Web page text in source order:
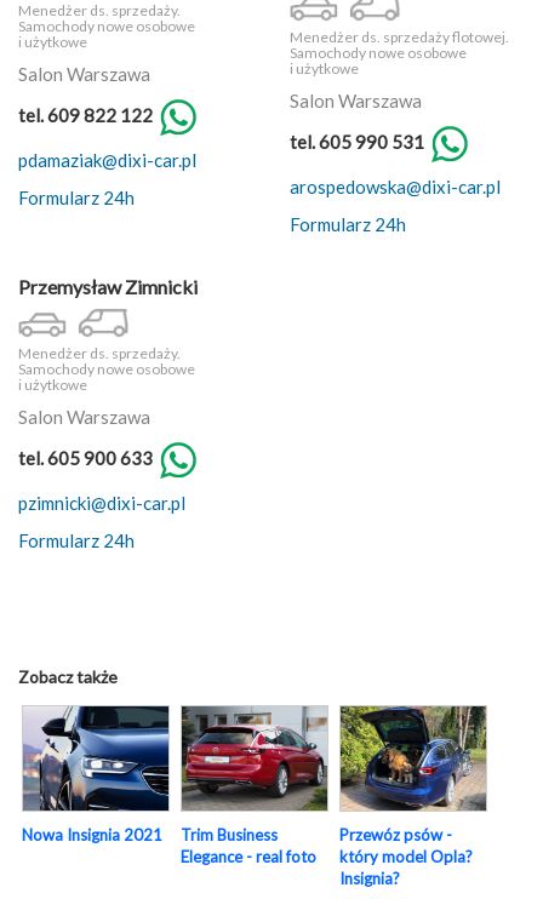
Menedżer ds. sprzedaży.
Samochody nowe osobowe
i użytkowe
Salon Warszawa
tel. 609 822 122
pdamaziak@dixi-car.pl
Formularz 24h
Menedżer ds. sprzedaży flotowej.
Samochody nowe osobowe
i użytkowe
Salon Warszawa
tel. 605 990 531
arospedowska@dixi-car.pl
Formularz 24h
Przemysław Zimnicki
Menedżer ds. sprzedaży.
Samochody nowe osobowe
i użytkowe
Salon Warszawa
tel. 605 900 633
pzimnicki@dixi-car.pl
Formularz 24h
Zobacz także
Nowa Insignia 2021
Trim Business
Elegance - real foto
Przewóz psów -
który model Opla?
Insignia?